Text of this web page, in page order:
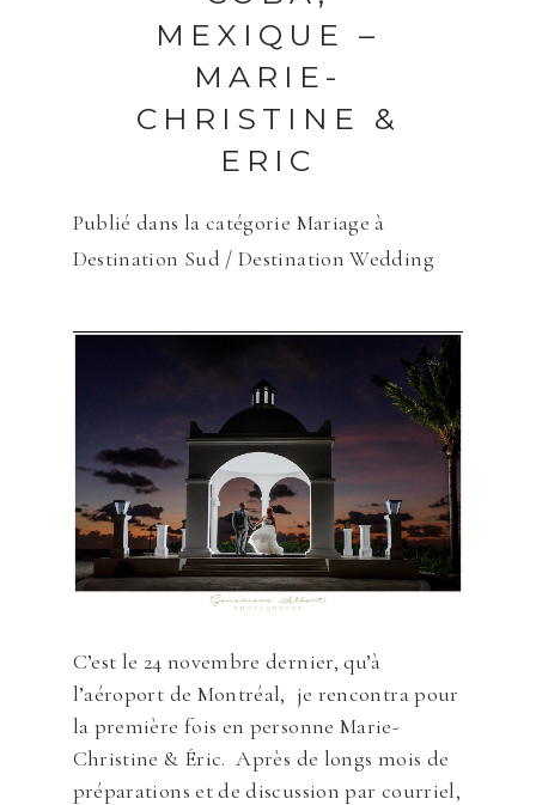
MEXIQUE –
MARIE-
CHRISTINE &
ERIC
Publié dans la catégorie Mariage à
Destination Sud / Destination Wedding
C’est le 24 novembre dernier, qu’à
l’aéroport de Montréal, je rencontra pour
la première fois en personne Marie-
Christine & Éric. Après de longs mois de
préparations et de discussion par courriel,